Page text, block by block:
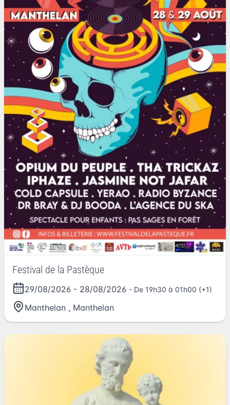
Festival de la Pastèque
29/08/2026 - 28/08/2026 - De 19h30 à 01h00 (+1)
Manthelan , Manthelan